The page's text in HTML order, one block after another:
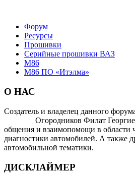
Форум
Ресурсы
Прошивки
Серийные прошивки ВАЗ
M86
М86 ПО «Итэлма»
О НАС
Создатель и владелец данного
Огородников Филат
общения и взаимопомощи в области
диагностики автомобилей. А также
автомобильной тематики.
ДИСКЛАЙМЕР